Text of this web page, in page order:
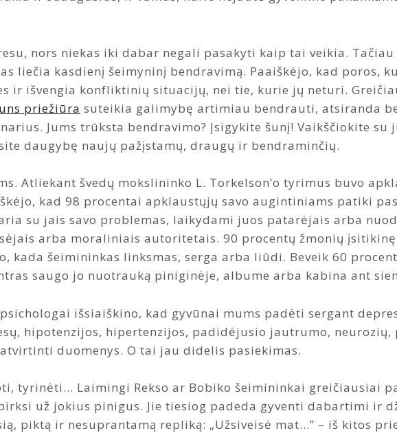
nors niekas iki dabar negali pasakyti kaip tai veikia.
liečia kasdienį šeimyninį bendravimą. Paaiškėjo, kad poros,
ir išvengia konfliktinių situacijų, nei tie, kurie jų neturi.
priežiūra suteikia galimybę artimiau bendrauti, atsiranda
Jums trūksta bendravimo? Įsigykite šunį! Vaikščiokite su
daugybę naujų pažįstamų, draugų ir bendraminčių.
Atliekant švedų mokslininko L. Torkelson’o tyrimus buvo
kad 98 procentai apklaustųjų savo augintiniams patiki
su jais savo problemas, laikydami juos patarėjais arba
arba moraliniais autoritetais. 90 procentų žmonių
šeimininkas linksmas, serga arba liūdi. Beveik 60
saugo jo nuotrauką piniginėje, albume arba kabina ant
išsiaiškino, kad gyvūnai mums padėti sergant
hipotenzijos, hipertenzijos, padidėjusio jautrumo, neurozių,
duomenys. O tai jau didelis pasiekimas.
tyrinėti… Laimingi Rekso ar Bobiko šeimininkai greičiausiai
už jokius pinigus. Jie tiesiog padeda gyventi dabartimi ir
piktą ir nesuprantamą repliką: „Užsiveisė mat…” – iš kitos